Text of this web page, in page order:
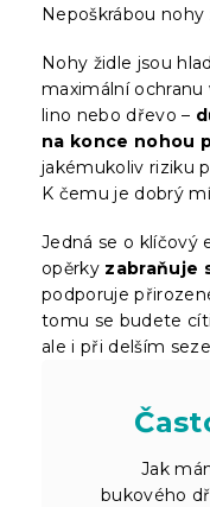
Nepoškrábou
Nohy židle jsou
maximální ochranu
lino nebo dřevo –
na konce nohou
jakémukoliv riziku
K čemu je dobrý
Jedná se o klíčový
opěrky zabraňuje
podporuje
tomu se budete
ale i při delším
Jak
bukového